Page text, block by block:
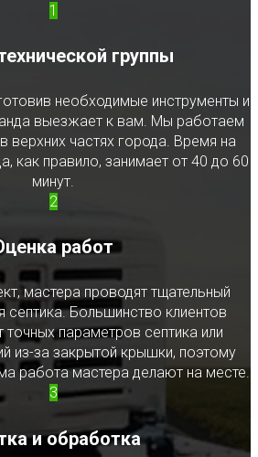
1
группы
необходимые инструменты и
выезжает к вам. Мы работаем
верхних частях города. Время на
как правило, занимает от 40 до 60
минут.
2
работ
мастера проводят тщательный
септика. Большинство клиентов
точных параметров септика или
из-за закрытой крышки, поэтому
работа мастера делают на месте.
3
и обработка